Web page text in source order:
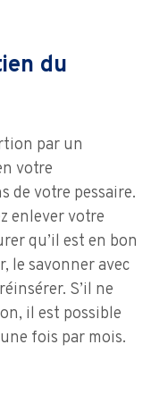
du
par un
votre
de votre pessaire.
enlever votre
qu’il est en bon
le savonner avec
S’il ne
il est possible
fois par mois.